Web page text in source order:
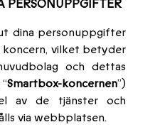
PERSONUPPGIFTER
dina personuppgifter
koncern, vilket betyder
och dettas
Smartbox-koncernen”)
av de tjänster och
via webbplatsen.